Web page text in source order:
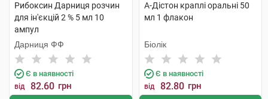
Рибоксин Дарниця розчин
для ін'єкцій 2 % 5 мл 10
ампул
Дарниця ФФ
Є в наявності
від 82.60 грн
А-Дістон краплі оральні 50
мл 1 флакон
Біолік
Є в наявності
від 82.80 грн